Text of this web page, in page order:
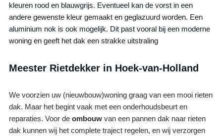
kleuren rood en blauwgrijs. Eventueel kan de vorst in een
andere gewenste kleur gemaakt en geglazuurd worden. Een
aluminium nok is ook mogelijk. Dit past vooral bij een moderne
woning en geeft het dak een strakke uitstraling
Meester Rietdekker in Hoek-van-Holland
We voorzien uw (nieuwbouw)woning graag van een mooi rieten
dak. Maar het begint vaak met een onderhoudsbeurt en
reparaties. Voor deombouw van een pannen dak naar rieten
dak kunnen wij het complete traject regelen, en wij verzorgen